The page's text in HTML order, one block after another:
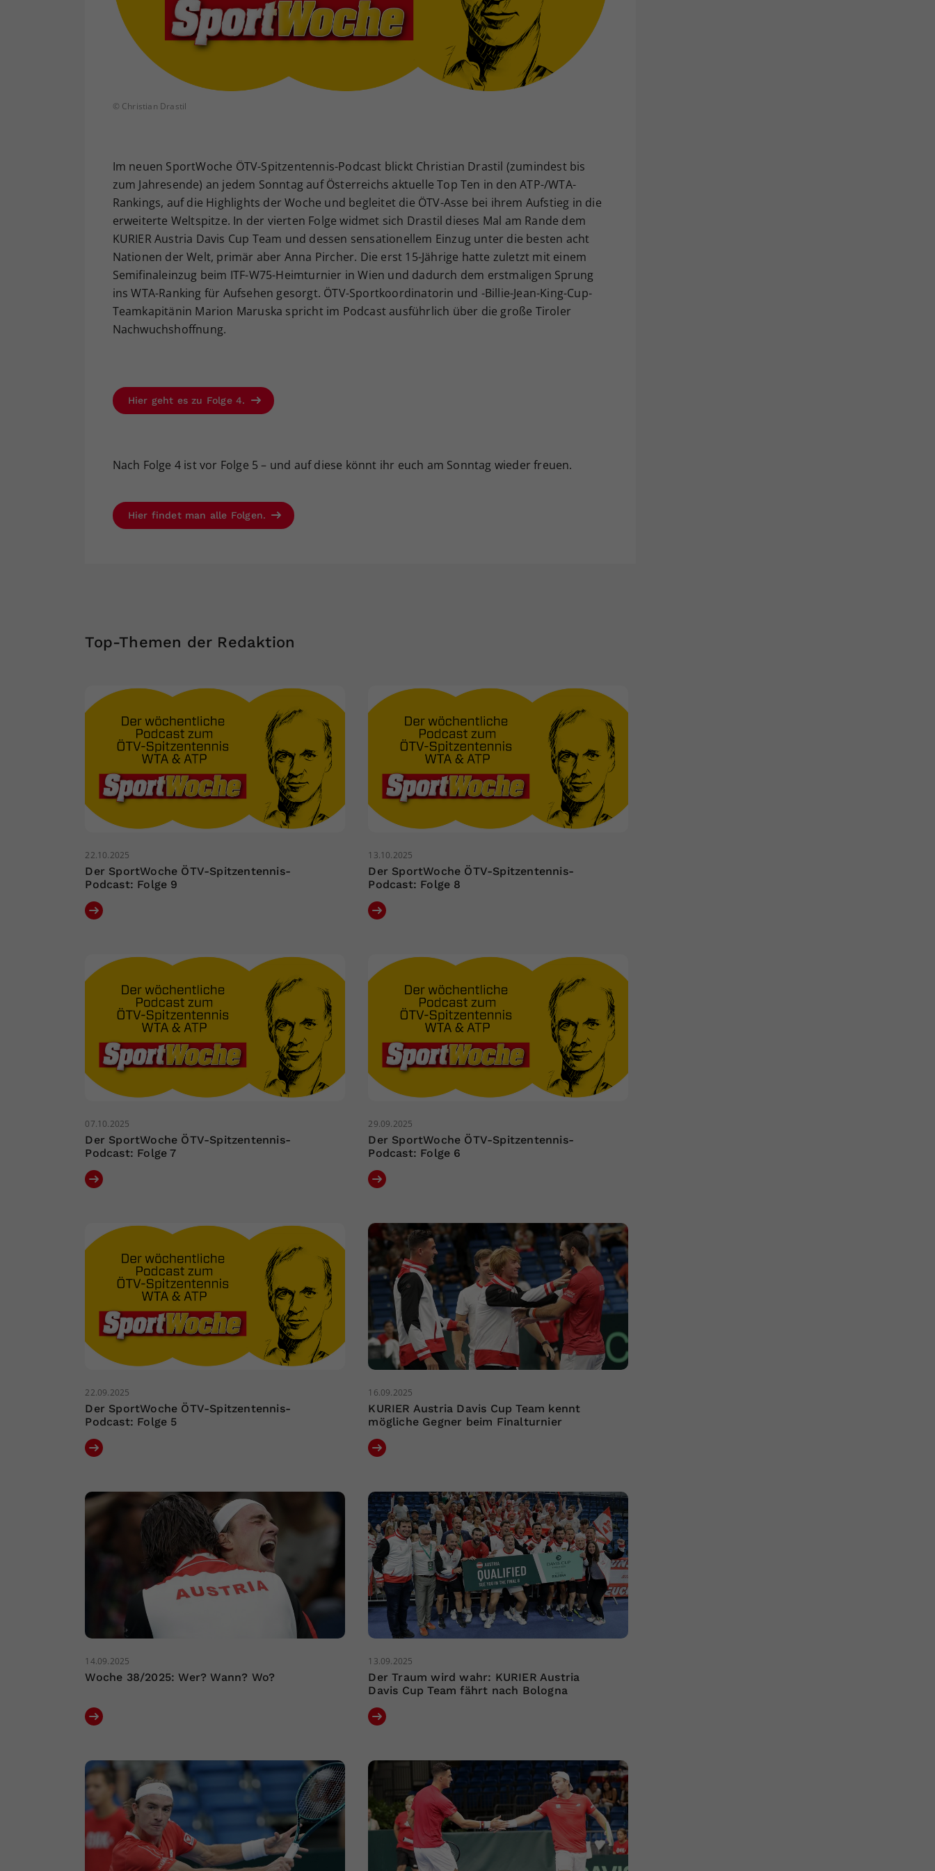
© Christian Drastil
Im neuen SportWoche ÖTV-Spitzentennis-Podcast blickt Christian Drastil (zumindest bis
zum Jahresende) an jedem Sonntag auf Österreichs aktuelle Top Ten in den ATP-/WTA-
Rankings, auf die Highlights der Woche und begleitet die ÖTV-Asse bei ihrem Aufstieg in die
erweiterte Weltspitze. In der vierten Folge widmet sich Drastil dieses Mal am Rande dem
KURIER Austria Davis Cup Team und dessen sensationellem Einzug unter die besten acht
Nationen der Welt, primär aber Anna Pircher. Die erst 15-Jährige hatte zuletzt mit einem
Semifinaleinzug beim ITF-W75-Heimturnier in Wien und dadurch dem erstmaligen Sprung
ins WTA-Ranking für Aufsehen gesorgt. ÖTV-Sportkoordinatorin und -Billie-Jean-King-Cup-
Teamkapitänin Marion Maruska spricht im Podcast ausführlich über die große Tiroler
Nachwuchshoffnung.
Hier geht es zu Folge 4.
Nach Folge 4 ist vor Folge 5 – und auf diese könnt ihr euch am Sonntag wieder freuen.
Hier findet man alle Folgen.
Top-Themen der Redaktion
22.10.2025
Der SportWoche ÖTV-Spitzentennis-
Podcast: Folge 9
13.10.2025
Der SportWoche ÖTV-Spitzentennis-
Podcast: Folge 8
07.10.2025
Der SportWoche ÖTV-Spitzentennis-
Podcast: Folge 7
29.09.2025
Der SportWoche ÖTV-Spitzentennis-
Podcast: Folge 6
22.09.2025
Der SportWoche ÖTV-Spitzentennis-
Podcast: Folge 5
16.09.2025
KURIER Austria Davis Cup Team kennt
mögliche Gegner beim Finalturnier
14.09.2025
Woche 38/2025: Wer? Wann? Wo?
13.09.2025
Der Traum wird wahr: KURIER Austria
Davis Cup Team fährt nach Bologna
Ihrer vorgenommen Einstellungen, falls der
Webseiten-Betreiber dies eingestellt hat.